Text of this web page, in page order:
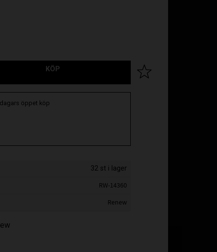
KÖP Lägg till i favoriter
öppet köp
32 st i lager
RW-14360
Renew